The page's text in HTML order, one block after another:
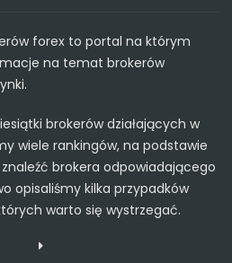
forex to portal na którym
na temat brokerów
brokerów działających w
wiele rankingów, na podstawie
brokera odpowiadającego
opisaliśmy kilka przypadków
warto się wystrzegać.